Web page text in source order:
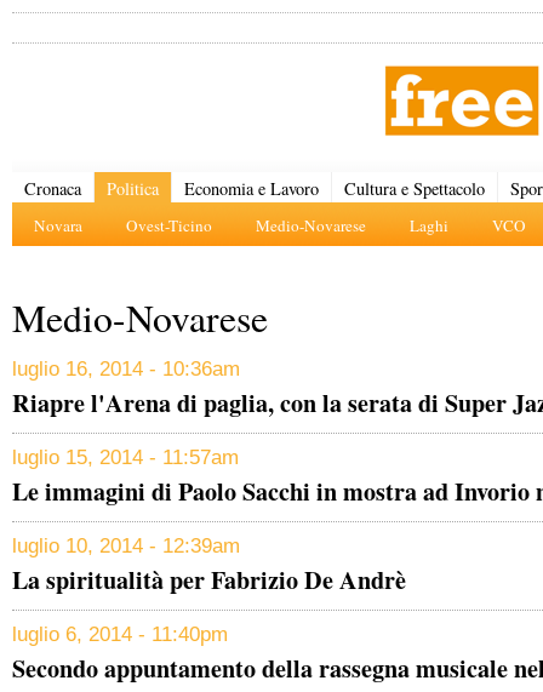
Cronaca Politica
Novara Ovest-Ticino Medio-Novarese Laghi VCO
Economia e Lavoro Cultura e Spettacolo
Medio-Novarese
luglio 16, 2014 - 10:36am
Riapre l'Arena di paglia, con la serata di Super
luglio 15, 2014 - 11:57am
Le immagini di Paolo Sacchi in mostra ad Invorio
luglio 10, 2014 - 12:39am
La spiritualità per Fabrizio De Andrè
luglio 6, 2014 - 11:40pm
Secondo appuntamento della rassegna musicale